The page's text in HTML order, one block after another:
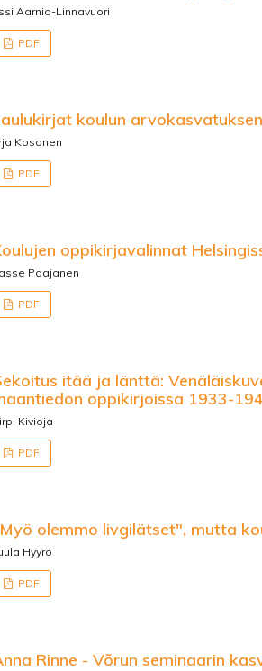
Aarnio-Linnavuori
PDF
koulun
Kosonen
PDF
oppikirjavalinnat
Paajanen
PDF
itää ja länttä:
oppikirjoissa 1933-
Kivioja
PDF
olemmo livgilätset", mutta
Hyyrö
PDF
Rinne - Võrun seminaarin